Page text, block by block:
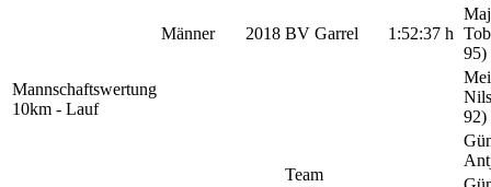
Mannschaftswertung
10km - Lauf
Männer 2018 BV Garrel 1:52:37 h
95)
92)
Team